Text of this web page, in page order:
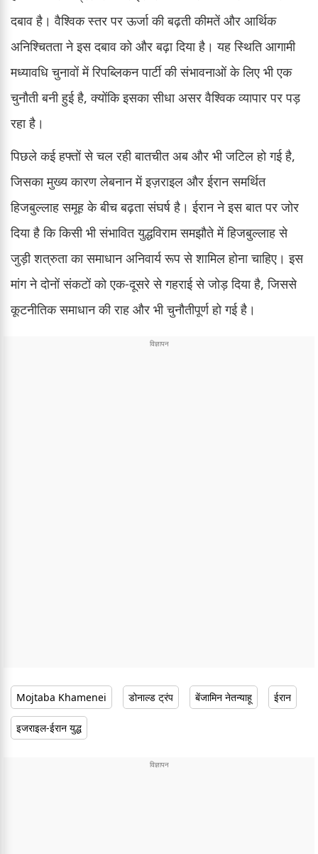
दबाव है। वैश्विक स्तर पर ऊर्जा की बढ़ती कीमतें और आर्थिक
अनिश्चितता ने इस दबाव को और बढ़ा दिया है। यह स्थिति आगामी
मध्यावधि चुनावों में रिपब्लिकन पार्टी की संभावनाओं के लिए भी एक
चुनौती बनी हुई है, क्योंकि इसका सीधा असर वैश्विक व्यापार पर पड़
रहा है।
पिछले कई हफ्तों से चल रही बातचीत अब और भी जटिल हो गई है,
जिसका मुख्य कारण लेबनान में इज़राइल और ईरान समर्थित
हिजबुल्लाह समूह के बीच बढ़ता संघर्ष है। ईरान ने इस बात पर जोर
दिया है कि किसी भी संभावित युद्धविराम समझौते में हिजबुल्लाह से
जुड़ी शत्रुता का समाधान अनिवार्य रूप से शामिल होना चाहिए। इस
मांग ने दोनों संकटों को एक-दूसरे से गहराई से जोड़ दिया है, जिससे
कूटनीतिक समाधान की राह और भी चुनौतीपूर्ण हो गई है।
Mojtaba Khamenei डोनाल्ड ट्रंप बेंजामिन नेतन्याहू ईरान
इजराइल-ईरान युद्ध